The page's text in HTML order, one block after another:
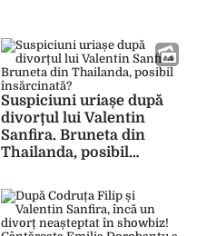
Suspiciuni uriașe după
divorțul lui Valentin
Sanfira. Bruneta din
Thailanda, posibil